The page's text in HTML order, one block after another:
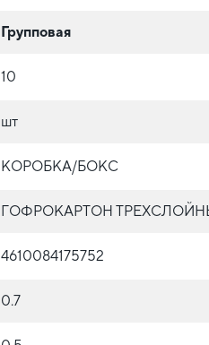
Групповая
10
шт
КОРОБКА/БОКС
ГОФРОКАРТОН
4610084175752
0.7